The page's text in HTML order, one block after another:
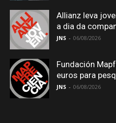
Allianz leva
a dia da
JNS - 06/08/2026
Fundación
euros para
JNS - 06/08/2026